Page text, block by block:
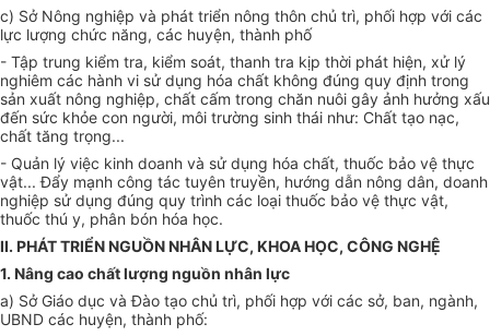
c) Sở Nông nghiệp và phát triển nông thôn chủ trì, phối hợp với các
lực lượng chức năng, các huyện, thành phố
- Tập trung kiểm tra, kiểm soát, thanh tra kịp thời phát hiện, xử lý
nghiêm các hành vi sử dụng hóa chất không đúng quy định trong
sản xuất nông nghiệp, chất cấm trong chăn nuôi gây ảnh hưởng xấu
đến sức khỏe con người, môi trường sinh thái như: Chất tạo nạc,
chất tăng trọng...
- Quản lý việc kinh doanh và sử dụng hóa chất, thuốc bảo vệ thực
vật... Đẩy mạnh công tác tuyên truyền, hướng dẫn nông dân, doanh
nghiệp sử dụng đúng quy trình các loại thuốc bảo vệ thực vật,
thuốc thú y, phân bón hóa học.
II. PHÁT TRIỂN NGUỒN NHÂN LỰC, KHOA HỌC, CÔNG NGHỆ
1. Nâng cao chất lượng nguồn nhân lực
a) Sở Giáo dục và Đào tạo chủ trì, phối hợp với các sở, ban, ngành,
UBND các huyện, thành phố: